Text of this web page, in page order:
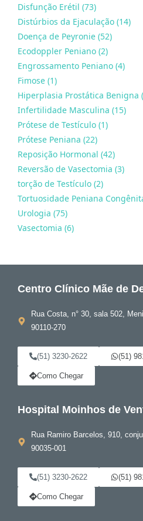
Disfunção Erétil (73)
Distúrbios da Ejaculação (14)
Doença de Peyronie (52)
Ecodoppler Peniano (2)
Engrossamento Peniano (4)
Fimose (1)
Hiperplasia Prostática Benigna
Infertilidade Masculina (15)
Prótese de Testículo (1)
Prótese Peniana (22)
Reposição Hormonal (42)
Reversão de Vasectomia (3)
torção de Testículo (2)
Tortuosidade Peniana
Urologia (75)
Vasectomia (6)
Centro Clínico Mãe de
Rua Costa, n° 30, sala 502,
90110-270
(51) 3230-2622 (51)
Como Chegar
Hospital Moinhos de
Rua Ramiro Barcelos, 910,
90035-001
(51) 3230-2622 (51)
Como Chegar